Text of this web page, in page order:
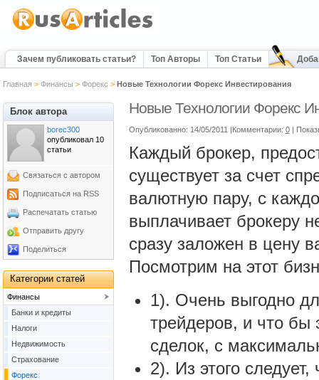
Зачем публиковать статьи? Топ Авторы Топ Статьи
Главная > Финансы > Форекс > Новые Технологии Форекс Инвестирования
Новые Технологии Форекс
Опубликованно: 14/05/2011 |Комментарии: 0 |
Каждый брокер,
существует за счет
валютную пару, с
выплачивает брокеру
сразу заложен в цену
Посмотрим на этот
1). Очень выгодно
трейдеров, и что
сделок, с
2). Из этого
Блок автора
borec300
опубликовал 10
статьи
Связаться с автором
Подписаться на RSS
Распечатать статью
Отправить другу
Поделиться
Категории статей
Финансы
Банки и кредиты
Налоги
Недвижимость
Страхование
Форекс